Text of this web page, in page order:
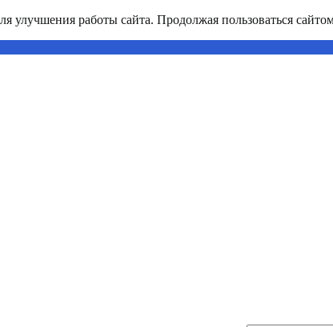
улучшения работы сайта. Продолжая пользоваться